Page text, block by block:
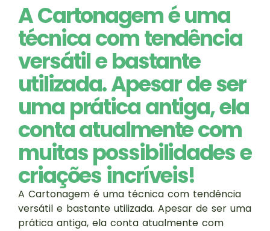
A Cartonagem é uma
técnica com tendência
versátil e bastante
utilizada. Apesar de ser
uma prática antiga, ela
conta atualmente com
muitas possibilidades e
criações incríveis!
A Cartonagem é uma técnica com tendência
versátil e bastante utilizada. Apesar de ser uma
prática antiga, ela conta atualmente com